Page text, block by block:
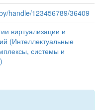
handle/123456789/36409
виртуализации и
(Интеллектуальные
системы и